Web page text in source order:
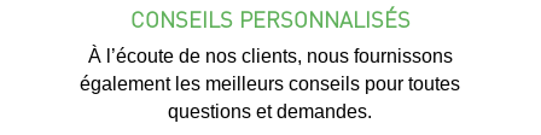
CONSEILS PERSONNALISÉS
À l’écoute de nos clients, nous fournissons
également les meilleurs conseils pour toutes
questions et demandes.